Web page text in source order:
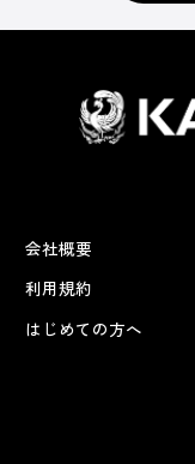
会社概要
利用規約
はじめての方へ